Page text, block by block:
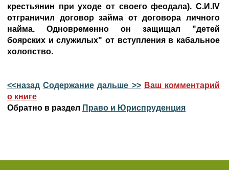
крестьянин при уходе от своего феодала). С.И.IV
отграничил договор займа от договора личного
найма. Одновременно он защищал "детей
боярских и служилых" от вступления в кабальное
холопство.
<<назад Содержание дальше >> Ваш комментарий
о книге
Обратно в раздел Право и Юриспруденция